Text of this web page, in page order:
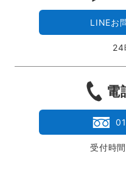
LINEお
24
電
受付時